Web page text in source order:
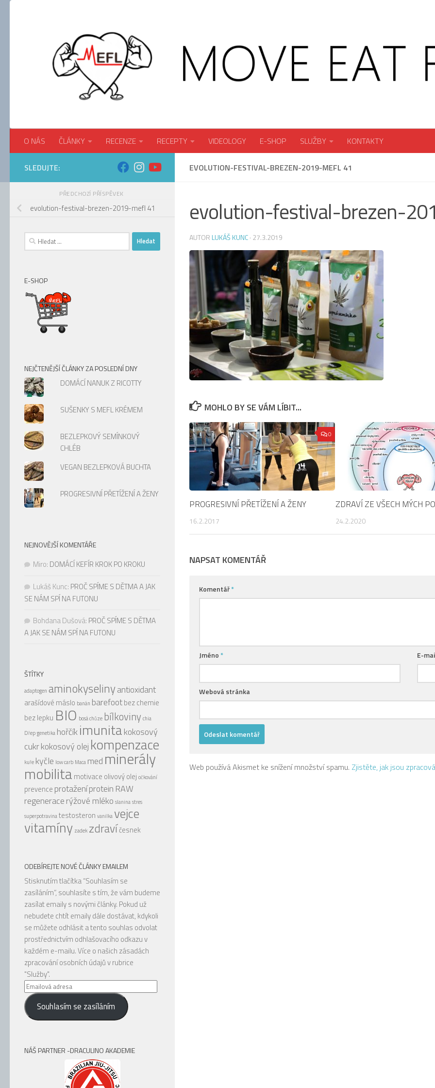
O NÁS ČLÁNKY RECENZE RECEPTY VIDEOLOGY E-SHOP SLUŽBY KONTAKTY
EVOLUTION-FESTIVAL-BREZEN-2019-MEFL 41
evolution-festival-brezen-
AUTOR LUKÁŠ KUNC· 27.3.2019
MOHLO BY SE VÁM LÍBIT...
0
PROGRESIVNÍ PŘETÍŽENÍ A ŽENY
16.2.2017
ZDRAVÍ ZE VŠECH MÝCH
24.2.2020
NAPSAT KOMENTÁŘ
Komentář*
Jméno * E-
Webová stránka
Web používá Akismet ke snížení množství spamu. Zjistěte, jak jsou
SLEDUJTE:
PŘEDCHOZÍ PŘÍSPĚVEK
evolution-festival-brezen-2019-mefl 41
Vyhledávání
E-SHOP
NEJČTENĚJŠÍ ČLÁNKY ZA POSLEDNÍ DNY
DOMÁCÍ NANUK Z RICOTTY
SUŠENKY S MEFL KRÉMEM
BEZLEPKOVÝ SEMÍNKOVÝ
CHLÉB
VEGAN BEZLEPKOVÁ BUCHTA
PROGRESIVNÍ PŘETÍŽENÍ A ŽENY
NEJNOVĚJŠÍ KOMENTÁŘE
Miro: DOMÁCÍ KEFÍR KROK PO KROKU
Lukáš Kunc: PROČ SPÍME S DĚTMA A JAK
SE NÁM SPÍ NA FUTONU
Bohdana Dušová: PROČ SPÍME S DĚTMA
A JAK SE NÁM SPÍ NA FUTONU
ŠTÍTKY
adaptogen aminokyselinyantioxidant
arašídové máslo banán barefootbez chemie
bez lepku BIO bosá chůze bílkoviny chia
Dřepgenetika hořčíkimunitakokosový
cukrkokosový olej kompenzace
kuře kyčle low carb Maca med minerály
mobilita motivace olivový olej očkování
prevence protaženíprotein RAW
regeneracerýžové mléko slaninastres
superpotravinatestosteron vanilka vejce
vitamíny zadek zdravíčesnek
ODEBÍREJTE NOVÉ ČLÁNKY EMAILEM
Stisknutím tlačítka “Souhlasím se
zasíláním”, souhlasíte s tím, že vám budeme
zasílat emaily s novými články. Pokud už
nebudete chtít emaily dále dostávat, kdykoli
se můžete odhlásit a tento souhlas odvolat
prostřednictvím odhlašovacího odkazu v
každém e-mailu. Více o našich zásadách
zpracování osobních údajů v rubrice
"Služby".
Emailová
adresa
Souhlasím se zasíláním
NÁŠ PARTNER -DRACULINO AKADEMIE